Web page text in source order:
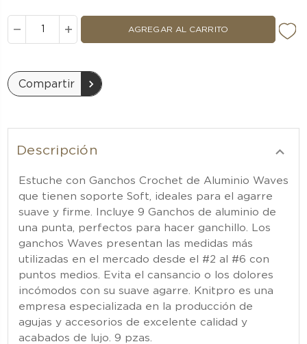
AUMENTAR
LA
DISMINUIR
LA
Compartir
Descripción
Estuche con Ganchos Crochet de Aluminio Waves
que tienen soporte Soft, ideales para el agarre
suave y firme. Incluye 9 Ganchos de aluminio de
una punta, perfectos para hacer ganchillo. Los
ganchos Waves presentan las medidas más
utilizadas en el mercado desde el #2 al #6 con
puntos medios. Evita el cansancio o los dolores
incómodos con su suave agarre. Knitpro es una
empresa especializada en la producción de
agujas y accesorios de excelente calidad y
acabados de lujo. 9 pzas.